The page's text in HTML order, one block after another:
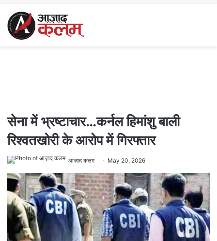
सेना में भ्रष्टाचार…कर्नल हिमांशु बाली
रिश्वतखोरी के आरोप में गिरफ्तार
आज़ाद कलम May 20, 2026